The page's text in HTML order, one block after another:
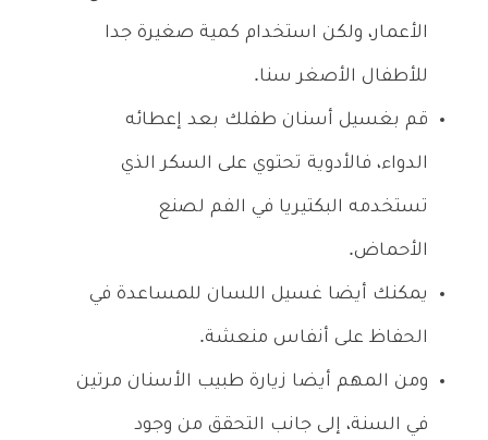
الأعمار، ولكن استخدام كمية صغيرة جدا
للأطفال الأصغر سنا.
قم بغسيل أسنان طفلك بعد إعطائه
الدواء، فالأدوية تحتوي على السكر الذي
تستخدمه البكتيريا في الفم لصنع
الأحماض.
يمكنك أيضا غسيل اللسان للمساعدة في
الحفاظ على أنفاس منعشة.
ومن المهم أيضا زيارة طبيب الأسنان مرتين
في السنة، إلى جانب التحقق من وجود